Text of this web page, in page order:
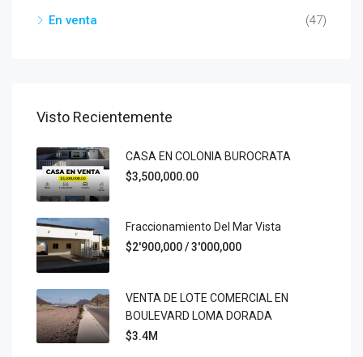
En venta
(47)
Visto Recientemente
CASA EN COLONIA BUROCRATA
$3,500,000.00
Fraccionamiento Del Mar Vista
$2'900,000 / 3'000,000
VENTA DE LOTE COMERCIAL EN
BOULEVARD LOMA DORADA
$3.4M